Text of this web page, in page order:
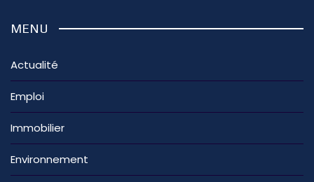
MENU
Actualité
Emploi
Immobilier
Environnement